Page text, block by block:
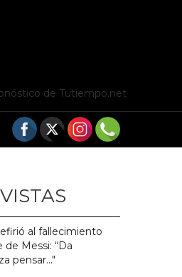
de Tutiempo.net
al fallecimiento
de Messi: “Da
pensar..."